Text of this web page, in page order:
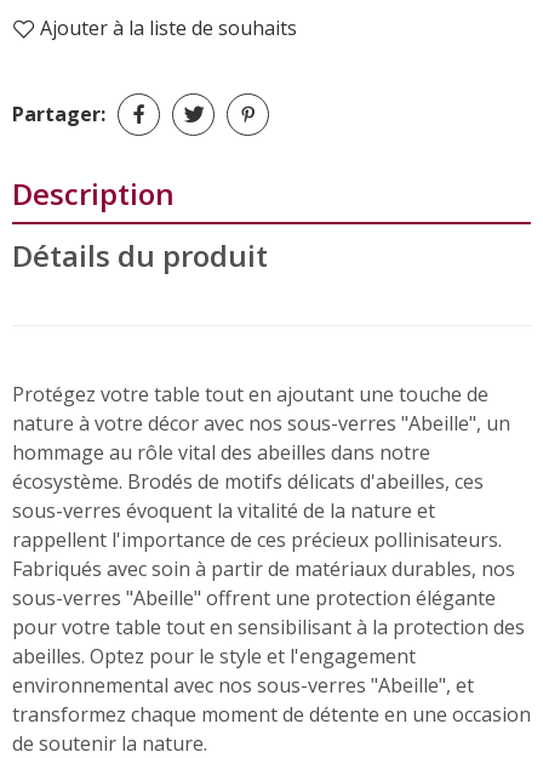
Ajouter à la liste de souhaits
Partager:
Description
Détails du produit
Protégez votre table tout en ajoutant une touche de
nature à votre décor avec nos sous-verres "Abeille", un
hommage au rôle vital des abeilles dans notre
écosystème. Brodés de motifs délicats d'abeilles, ces
sous-verres évoquent la vitalité de la nature et
rappellent l'importance de ces précieux pollinisateurs.
Fabriqués avec soin à partir de matériaux durables, nos
sous-verres "Abeille" offrent une protection élégante
pour votre table tout en sensibilisant à la protection des
abeilles. Optez pour le style et l'engagement
environnemental avec nos sous-verres "Abeille", et
transformez chaque moment de détente en une occasion
de soutenir la nature.